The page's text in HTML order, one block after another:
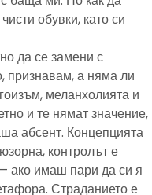
обувки, като си
да се замени с
признавам, а няма ли
меланхолията и
и те нямат значение,
абсент. Концепцията
контролът е
ако имаш пари да си я
Страданието е